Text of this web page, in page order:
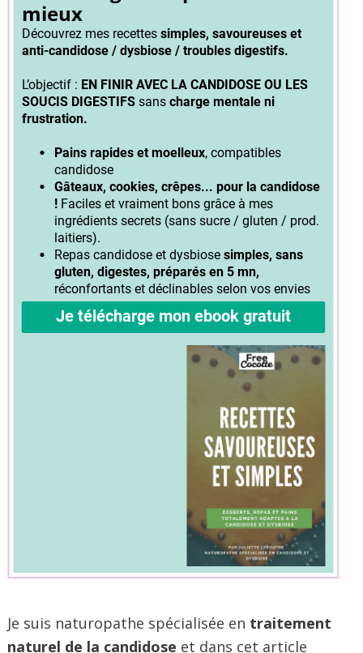
Je suis naturopathe spécialisée en traitement
naturel de la candidose et dans cet article